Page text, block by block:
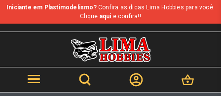
b
Iniciante em Plastimodelismo?Confira as dicas Lima Hobbies para você.
Clique aqui e confira!!